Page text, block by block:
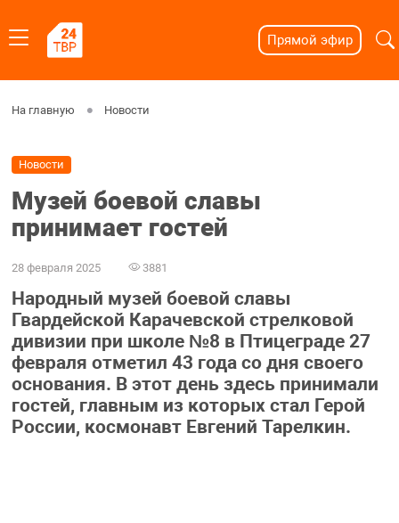
Прямой эфир
На главную Новости
Новости
Музей боевой славы
принимает гостей
28 февраля 2025 3881
Народный музей боевой славы
Гвардейской Карачевской стрелковой
дивизии при школе №8 в Птицеграде 27
февраля отметил 43 года со дня своего
основания. В этот день здесь принимали
гостей, главным из которых стал Герой
России, космонавт Евгений Тарелкин.